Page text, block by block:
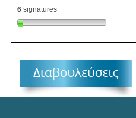
6 signatures